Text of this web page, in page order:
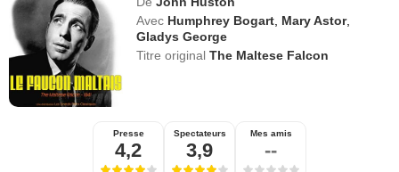
Avec Humphrey Bogart, Mary Astor,
Gladys George
Titre originalThe Maltese Falcon
Presse
4,2
Spectateurs
3,9
Mes amis
--